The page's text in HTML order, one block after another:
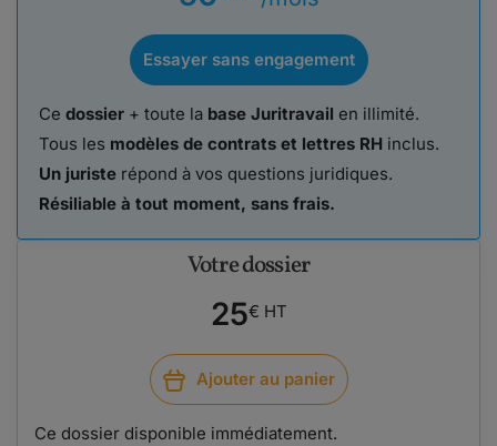
Votre dossier
25€ HT
Ajouter au panier
Ce dossier disponible immédiatement.
Essayer sans engagement
Ce dossier + toute la base Juritravail en illimité.
Tous les modèles de contrats et lettres RH inclus.
Un juriste répond à vos questions juridiques.
Résiliable à tout moment, sans frais.